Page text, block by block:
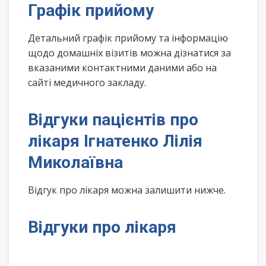
Графік прийому
Детальний графік прийому та інформацію
щодо домашніх візитів можна дізнатися за
вказаними контактними даними або на
сайті медичного закладу.
Відгуки пацієнтів про
лікаря Ігнатенко Лілія
Миколаївна
Відгук про лікаря можна залишити нижче.
Відгуки про лікаря